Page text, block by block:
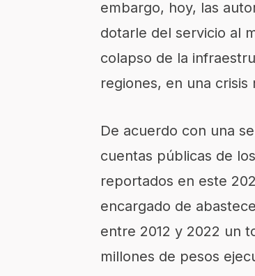
embargo, hoy, las
dotarle del servicio al
colapso de la
regiones, en una crisis
De acuerdo con una
cuentas públicas de
reportados en este
encargado de
entre 2012 y 2022 un
millones de pesos